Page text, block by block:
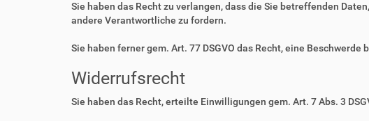
Sie haben das Recht zu verlangen, dass die Sie betreffenden
andere Verantwortliche zu fordern.
Sie haben ferner gem. Art. 77 DSGVO das Recht, eine
Widerrufsrecht
Sie haben das Recht, erteilte Einwilligungen gem. Art. 7 Abs. 3